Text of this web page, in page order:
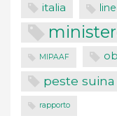
italia
MIPAAF
peste suina
rapporto